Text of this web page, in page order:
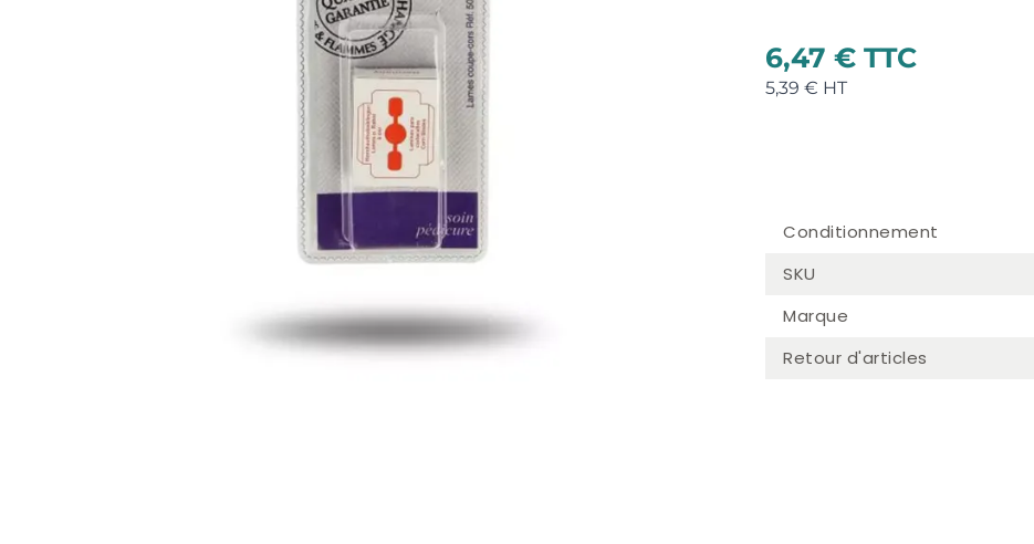
6,47 €
5,39 €
Conditionnement
SKU
Marque
Retour d'articles